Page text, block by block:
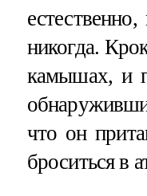
никогда.
камышах, и
что он
броситься в